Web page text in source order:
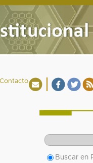
Buscar en